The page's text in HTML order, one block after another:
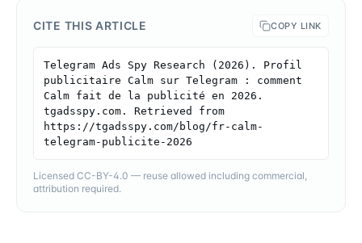
CITE THIS ARTICLE COPY LINK
Telegram Ads Spy Research (2026). Profil
publicitaire Calm sur Telegram : comment
Calm fait de la publicité en 2026.
tgadsspy.com. Retrieved from
https://tgadsspy.com/blog/fr-calm-
telegram-publicite-2026
Licensed CC-BY-4.0 — reuse allowed including commercial,
attribution required.